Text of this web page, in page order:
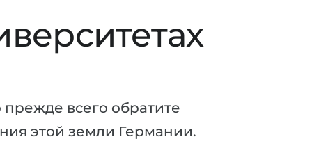
прежде всего обратите
этой земли Германии.